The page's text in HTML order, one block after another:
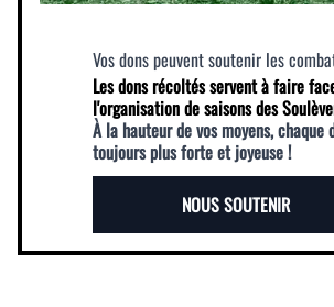
Vos dons peuvent soutenir les
Les dons récoltés servent à faire
l'organisation de saisons des
À la hauteur de vos moyens,
toujours plus forte et joyeuse !
NOUS SOUTENIR